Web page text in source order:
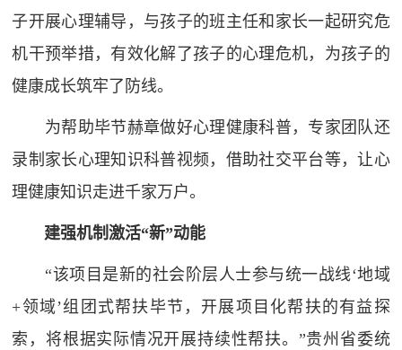
子开展心理辅导，与孩子的班主任和家长一起研究危
机干预举措，有效化解了孩子的心理危机，为孩子的
健康成长筑牢了防线。
为帮助毕节赫章做好心理健康科普，专家团队还
录制家长心理知识科普视频，借助社交平台等，让心
理健康知识走进千家万户。
建强机制激活“新”动能
“该项目是新的社会阶层人士参与统一战线‘地域
+领域’组团式帮扶毕节，开展项目化帮扶的有益探
索，将根据实际情况开展持续性帮扶。”贵州省委统